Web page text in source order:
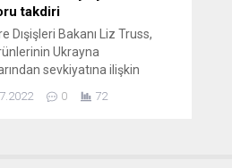
takdiri
Dışişleri Bakanı Liz Truss,
Ukrayna
sevkiyatına ilişkin
rolünden övgüyle bahsetti.
0 72